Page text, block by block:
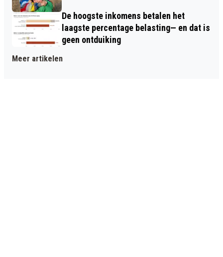
De hoogste inkomens betalen het
laagste percentage belasting— en dat is
geen ontduiking
Meer artikelen